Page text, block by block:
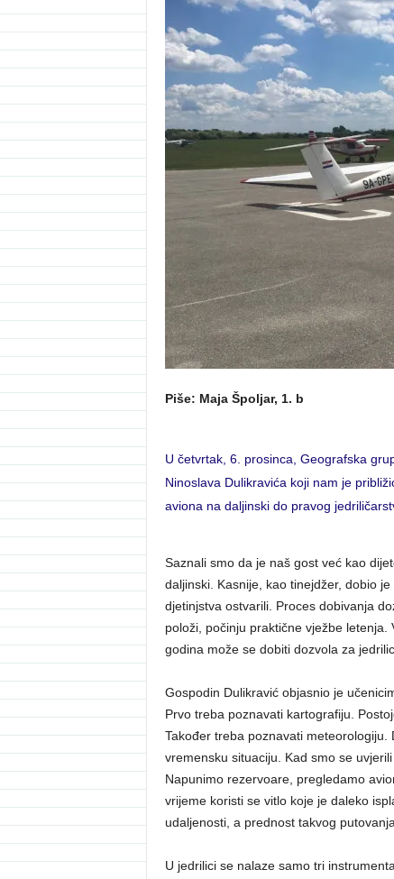
Piše: Maja Špoljar, 1. b
U četvrtak, 6. prosinca, Geografska
Ninoslava Dulikravića koji nam je
aviona na daljinski do pravog
Saznali smo da je naš gost već kao
daljinski. Kasnije, kao tinejdžer, dobio
djetinjstva ostvarili. Proces dobivanja
položi, počinju praktične vježbe
godina može se dobiti dozvola za
Gospodin Dulikravić objasnio je
Prvo treba poznavati kartografiju.
Također treba poznavati
vremensku situaciju. Kad smo se
Napunimo rezervoare, pregledamo
vrijeme koristi se vitlo koje je daleko
udaljenosti, a prednost takvog
U jedrilici se nalaze samo tri